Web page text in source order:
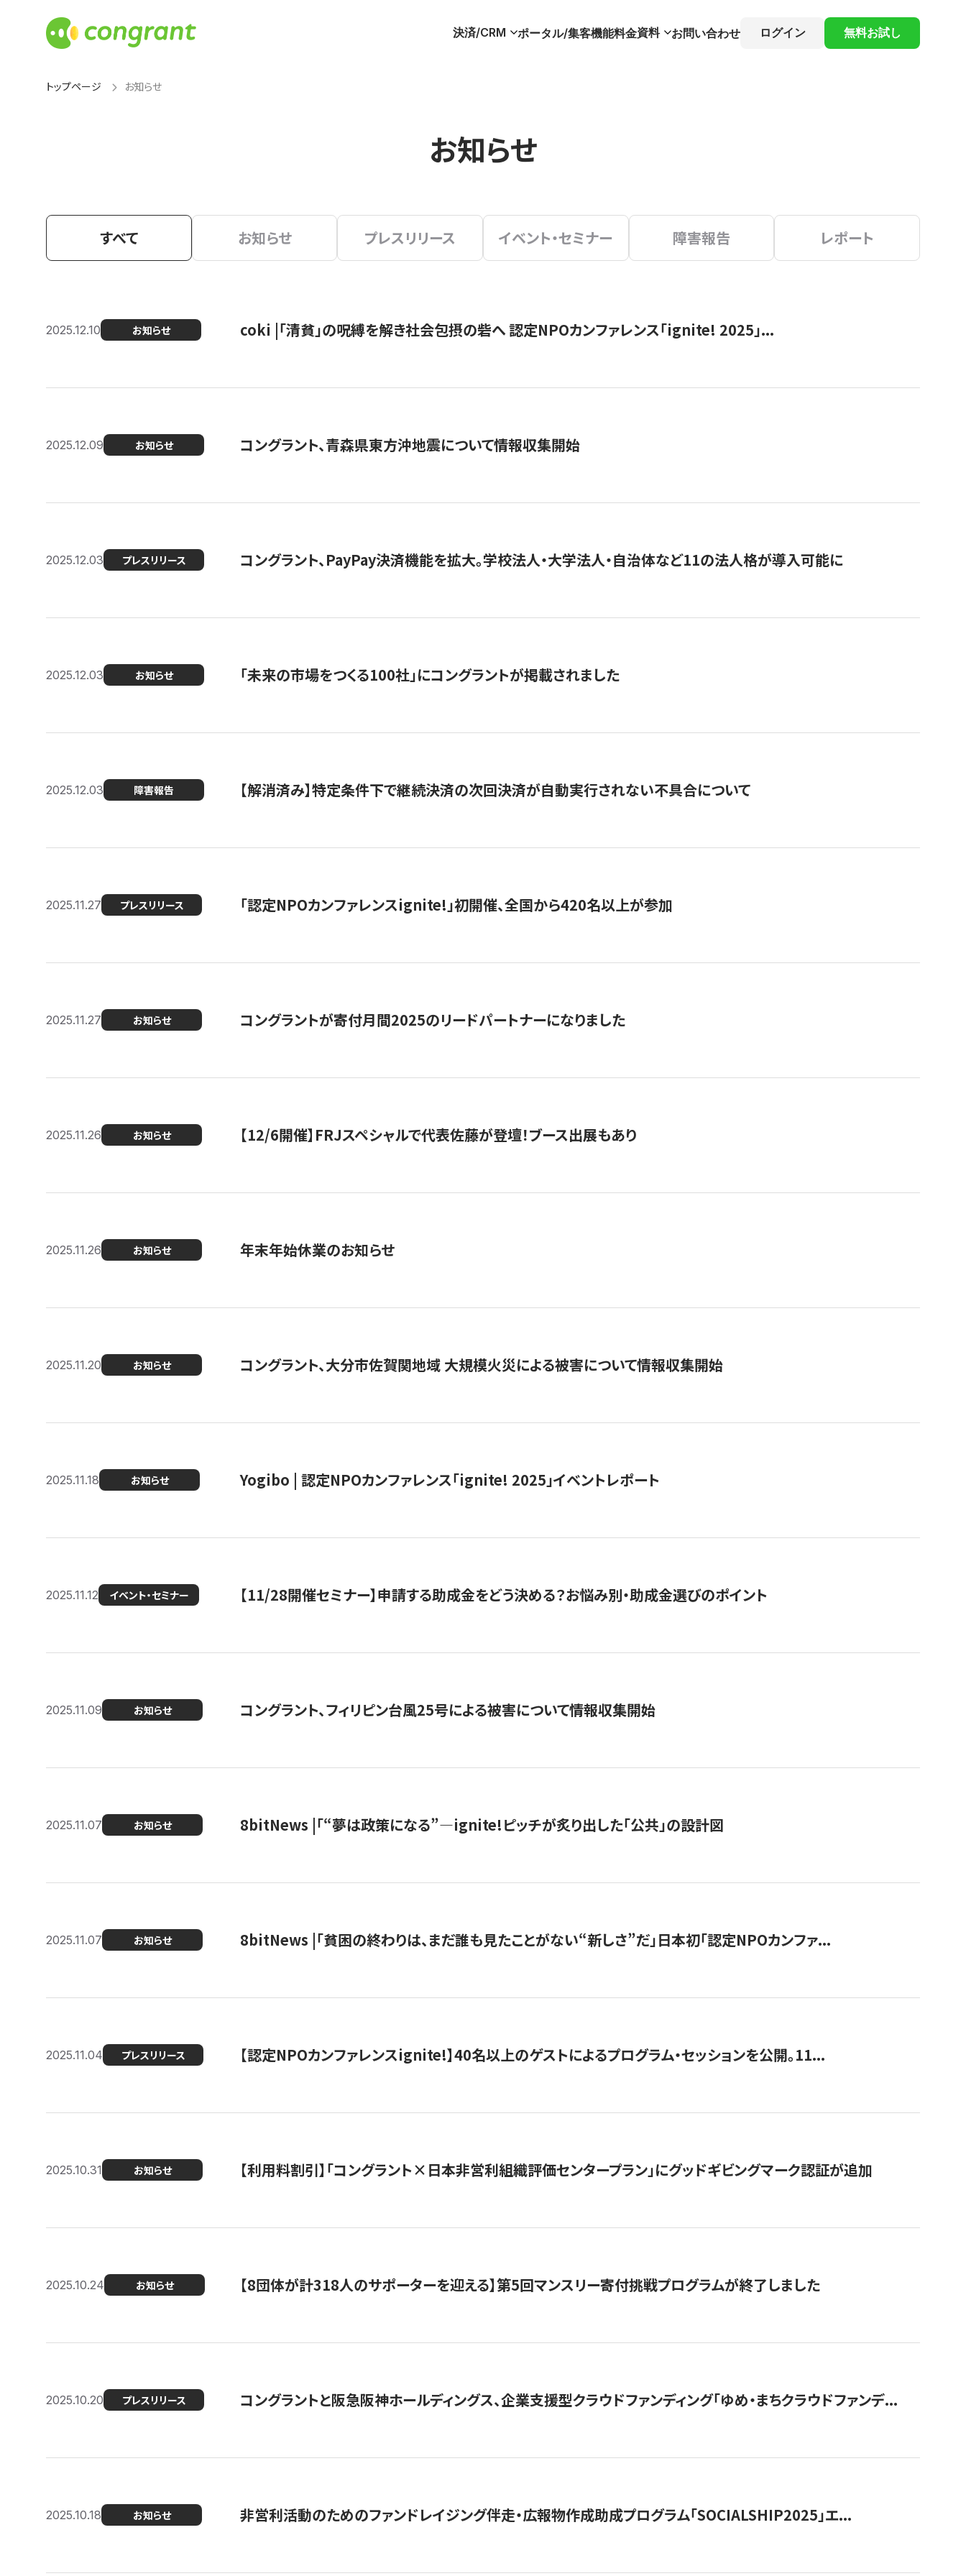
決済/CRM ポータル/集客機能料金資料 お問い合わせ ログイン 無料お試し
トップページ お知らせ
お知らせ
すべて お知らせ プレスリリース イベント・セミナー 障害報告 レポート
2025.12.10 お知らせ coki |「清貧」の呪縛を解き社会包摂の砦へ 認定NPOカンファレンス「ignite! 2025」...
2025.12.09 お知らせ コングラント、青森県東方沖地震について情報収集開始
2025.12.03 プレスリリース コングラント、PayPay決済機能を拡大。学校法人・大学法人・自治体など11の法人格が導入可能に
2025.12.03 お知らせ 「未来の市場をつくる100社」にコングラントが掲載されました
2025.12.03 障害報告 【解消済み】特定条件下で継続決済の次回決済が自動実行されない不具合について
2025.11.27 プレスリリース 「認定NPOカンファレンスignite!」初開催、全国から420名以上が参加
2025.11.27 お知らせ コングラントが寄付月間2025のリードパートナーになりました
2025.11.26 お知らせ 【12/6開催】FRJスペシャルで代表佐藤が登壇！ブース出展もあり
2025.11.26 お知らせ 年末年始休業のお知らせ
2025.11.20 お知らせ コングラント、大分市佐賀関地域 大規模火災による被害について情報収集開始
2025.11.18 お知らせ Yogibo | 認定NPOカンファレンス「ignite! 2025」イベントレポート
2025.11.12 イベント・セミナー 【11/28開催セミナー】申請する助成金をどう決める？お悩み別・助成金選びのポイント
2025.11.09 お知らせ コングラント、フィリピン台風25号による被害について情報収集開始
2025.11.07 お知らせ 8bitNews |「“夢は政策になる”—ignite!ピッチが炙り出した「公共」の設計図
2025.11.07 お知らせ 8bitNews |「貧困の終わりは、まだ誰も見たことがない“新しさ”だ」日本初「認定NPOカンファ...
2025.11.04 プレスリリース 【認定NPOカンファレンスignite!】40名以上のゲストによるプログラム・セッションを公開。11...
2025.10.31 お知らせ 【利用料割引】「コングラント×日本非営利組織評価センタープラン」にグッドギビングマーク認証が追加
2025.10.24 お知らせ 【8団体が計318人のサポーターを迎える】​​第5回マンスリー寄付挑戦プログラムが終了しました
2025.10.20 プレスリリース コングラントと阪急阪神ホールディングス、企業支援型クラウドファンディング「ゆめ・まちクラウドファンデ...
2025.10.18 お知らせ 非営利活動のためのファンドレイジング伴走・広報物作成助成プログラム「SOCIALSHIP2025」エ...